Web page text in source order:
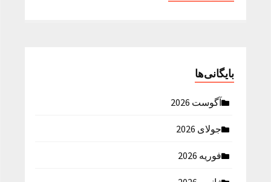
بایگانی‌ها
آگوست 2026
جولای 2026
فوریه 2026